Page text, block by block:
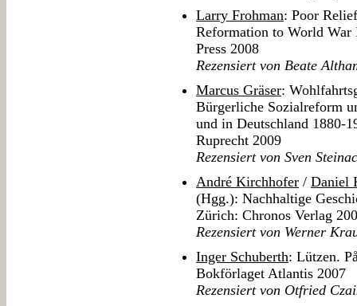
Larry Frohman: Poor
Reformation to World
Press 2008
Rezensiert von Beate
Marcus Gräser:
Bürgerliche Sozialreform
und in Deutschland 1880-
Ruprecht 2009
Rezensiert von Sven
André Kirchhofer / Daniel
(Hgg.): Nachhaltige
Zürich: Chronos Verlag
Rezensiert von Werner
Inger Schuberth: Lützen.
Bokförlaget Atlantis 2007
Rezensiert von Otfried